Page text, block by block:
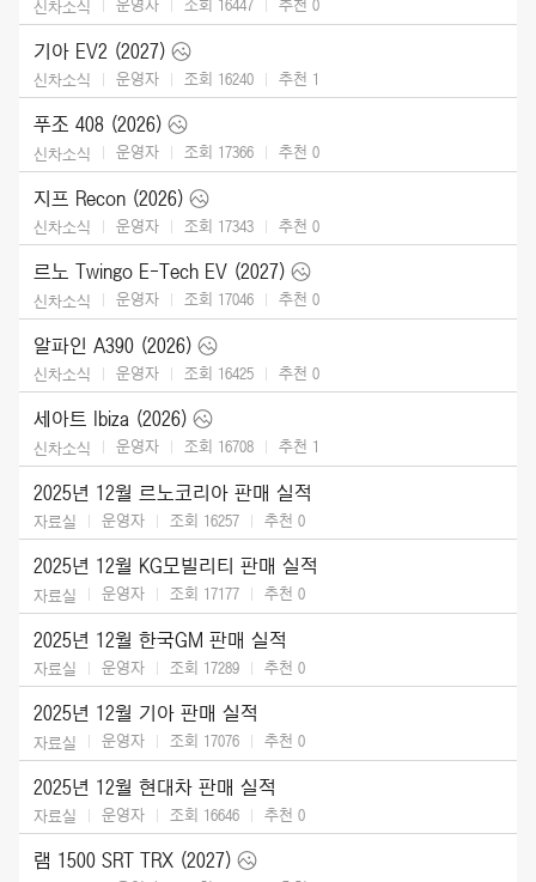
신차소식 운영자 조회 16447 추천 0
기아 EV2 (2027)
신차소식 운영자 조회 16240 추천 1
푸조 408 (2026)
신차소식 운영자 조회 17366 추천 0
지프 Recon (2026)
신차소식 운영자 조회 17343 추천 0
르노 Twingo E-Tech EV (2027)
신차소식 운영자 조회 17046 추천 0
알파인 A390 (2026)
신차소식 운영자 조회 16425 추천 0
세아트 Ibiza (2026)
신차소식 운영자 조회 16708 추천 1
2025년 12월 르노코리아 판매 실적
자료실 운영자 조회 16257 추천 0
2025년 12월 KG모빌리티 판매 실적
자료실 운영자 조회 17177 추천 0
2025년 12월 한국GM 판매 실적
자료실 운영자 조회 17289 추천 0
2025년 12월 기아 판매 실적
자료실 운영자 조회 17076 추천 0
2025년 12월 현대차 판매 실적
자료실 운영자 조회 16646 추천 0
램 1500 SRT TRX (2027)